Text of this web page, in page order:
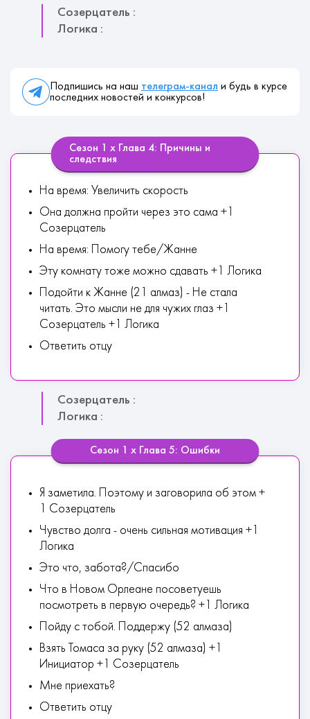
Созерцатель :
Логика :
Подпишись на наш телеграм-канал и будь в курсе
последних новостей и конкурсов!
Сезон 1 х Глава 4: Причины и
следствия
На время: Увеличить скорость
Она должна пройти через это сама +1
Созерцатель
На время: Помогу тебе/Жанне
Эту комнату тоже можно сдавать +1 Логика
Подойти к Жанне (21 алмаз) - Не стала
читать. Это мысли не для чужих глаз +1
Созерцатель +1 Логика
Ответить отцу
Созерцатель :
Логика :
Сезон 1 х Глава 5: Ошибки
Я заметила. Поэтому и заговорила об этом +
1 Созерцатель
Чувство долга - очень сильная мотивация +1
Логика
Это что, забота?/Спасибо
Что в Новом Орлеане посоветуешь
посмотреть в первую очередь? +1 Логика
Пойду с тобой. Поддержу (52 алмаза)
Взять Томаса за руку (52 алмаза) +1
Инициатор +1 Созерцатель
Мне приехать?
Ответить отцу